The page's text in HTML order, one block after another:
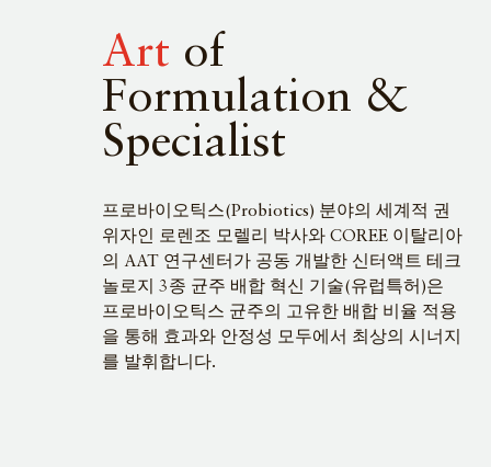
Art of
Formulation &
Specialist
프로바이오틱스(Probiotics) 분야의 세계적 권
위자인 로렌조 모렐리 박사와 COREE 이탈리아
의 AAT 연구센터가 공동 개발한 신터액트 테크
놀로지 3종 균주 배합 혁신 기술(유럽특허)은
프로바이오틱스 균주의 고유한 배합 비율 적용
을 통해 효과와 안정성 모두에서 최상의 시너지
를 발휘합니다.